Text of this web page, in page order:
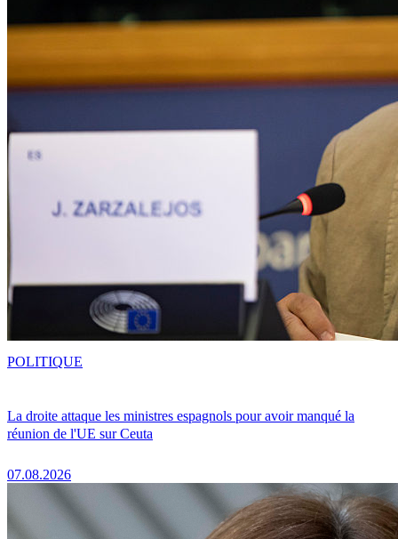
La droite attaque les ministres espagnols pour avoir manqué la
réunion de l'UE sur Ceuta
07.08.2026
POLITIQUE